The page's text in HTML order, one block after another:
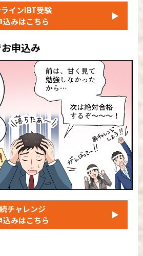
インIBT受験
込みはこちら
▶
申込み
チャレンジ
込みはこちら
▶